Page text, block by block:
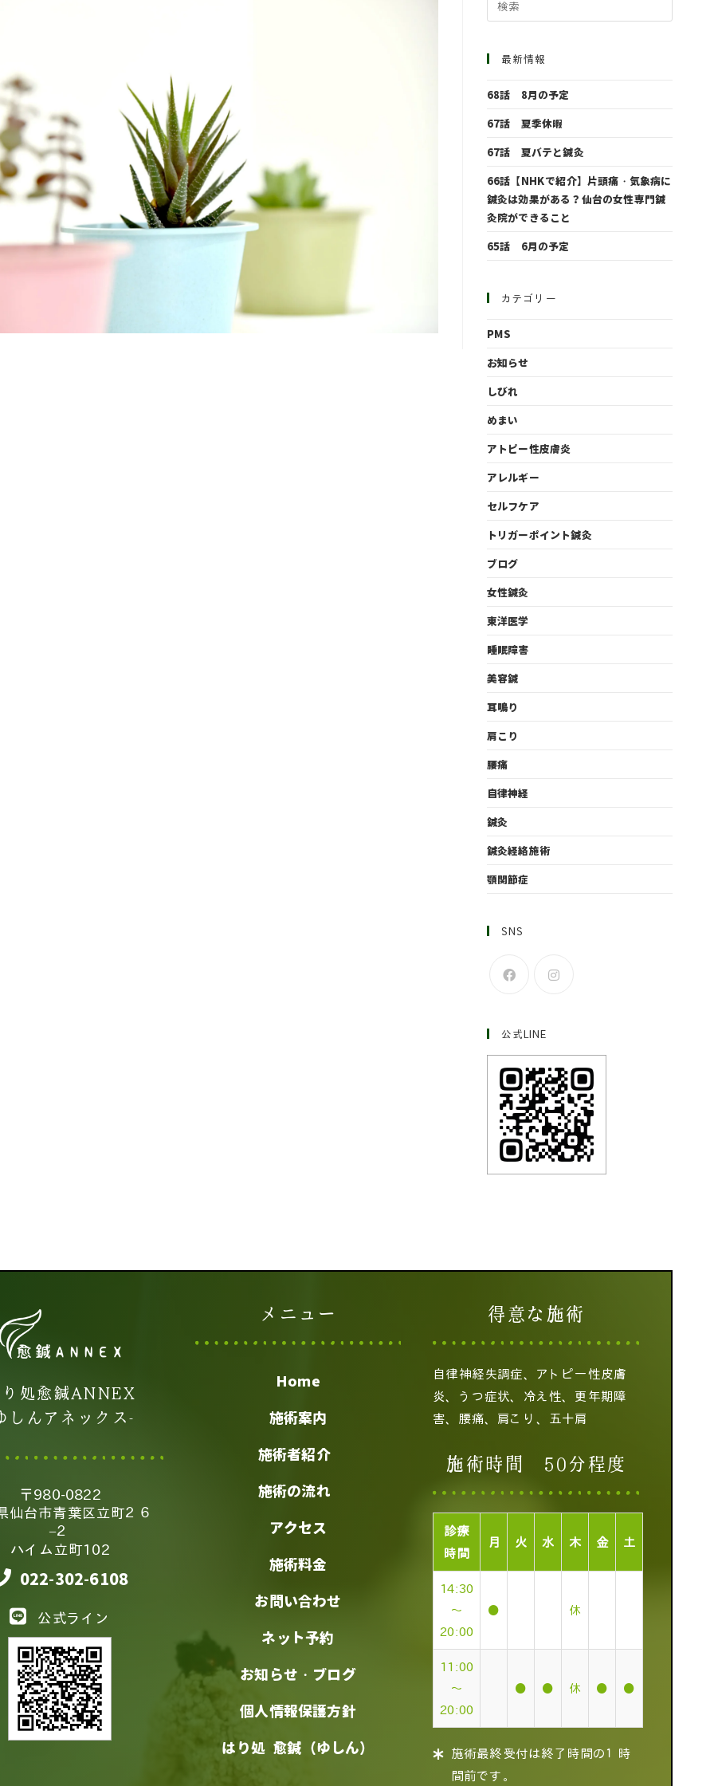
最新情報
68話 8月の予定
67話 夏季休暇
67話 夏バテと鍼灸
66話【NHKで紹介】片頭痛・気象病に
鍼灸は効果がある？仙台の女性専門鍼
灸院ができること
65話 6月の予定
カテゴリー
PMS
お知らせ
しびれ
めまい
アトピー性皮膚炎
アレルギー
セルフケア
トリガーポイント鍼灸
ブログ
女性鍼灸
東洋医学
睡眠障害
美容鍼
耳鳴り
肩こり
腰痛
自律神経
鍼灸
鍼灸経絡施術
顎関節症
SNS
公式LINE
処愈鍼ANNEX
しんアネックス-
〒980-0822
仙台市青葉区立町２６
−２
ハイム立町102
022-302-6108
公式ライン
メニュー
Home
施術案内
施術者紹介
施術の流れ
アクセス
施術料金
お問い合わせ
ネット予約
お知らせ・ブログ
個人情報保護方針
はり処 愈鍼（ゆしん）
得意な施術
自律神経失調症、アトピー性皮膚
炎、うつ症状、冷え性、更年期障
害、腰痛、肩こり、五十肩
施術時間 50分程度
診療
時間
月 火 水 木 金 土
14:30
～
20:00
● 休
11:00
～
20:00
● ● 休 ● ●
施術最終受付は終了時間の１時
間前です。